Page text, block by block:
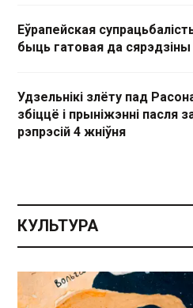
Еўрапейская
быць гатовая да сярэдзіны
Удзельнікі злёту пад
збіццё і прыніжэнні пасля
рэпрэсій 4 жніўня
КУЛЬТУРА